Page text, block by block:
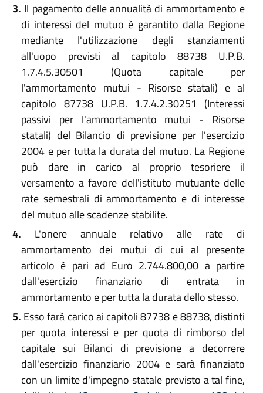
3. Il pagamento delle annualità di ammortamento e
di interessi del mutuo è garantito dalla Regione
mediante l'utilizzazione degli stanziamenti
all'uopo previsti al capitolo 88738 U.P.B.
1.7.4.5.30501 (Quota capitale per
l'ammortamento mutui - Risorse statali) e al
capitolo 87738 U.P.B. 1.7.4.2.30251 (Interessi
passivi per l'ammortamento mutui - Risorse
statali) del Bilancio di previsione per l'esercizio
2004 e per tutta la durata del mutuo. La Regione
può dare in carico al proprio tesoriere il
versamento a favore dell'istituto mutuante delle
rate semestrali di ammortamento e di interesse
del mutuo alle scadenze stabilite.
4. L'onere annuale relativo alle rate di
ammortamento dei mutui di cui al presente
articolo è pari ad Euro 2.744.800,00 a partire
dall'esercizio finanziario di entrata in
ammortamento e per tutta la durata dello stesso.
5. Esso farà carico ai capitoli 87738 e 88738, distinti
per quota interessi e per quota di rimborso del
capitale sui Bilanci di previsione a decorrere
dall'esercizio finanziario 2004 e sarà finanziato
con un limite d'impegno statale previsto a tal fine,